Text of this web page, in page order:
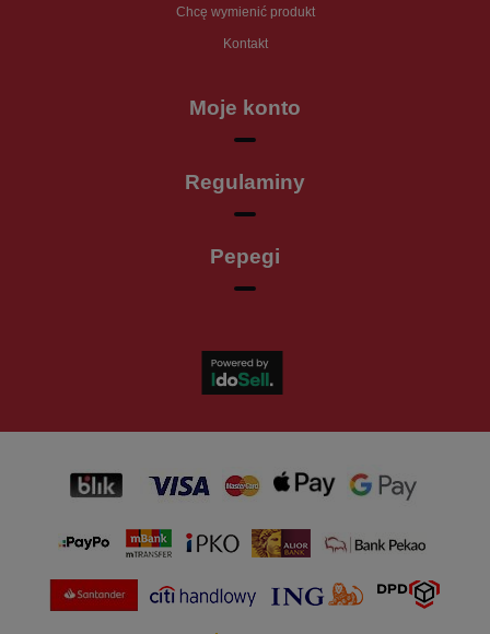
Chcę wymienić produkt
Kontakt
Moje konto
Regulaminy
Pepegi